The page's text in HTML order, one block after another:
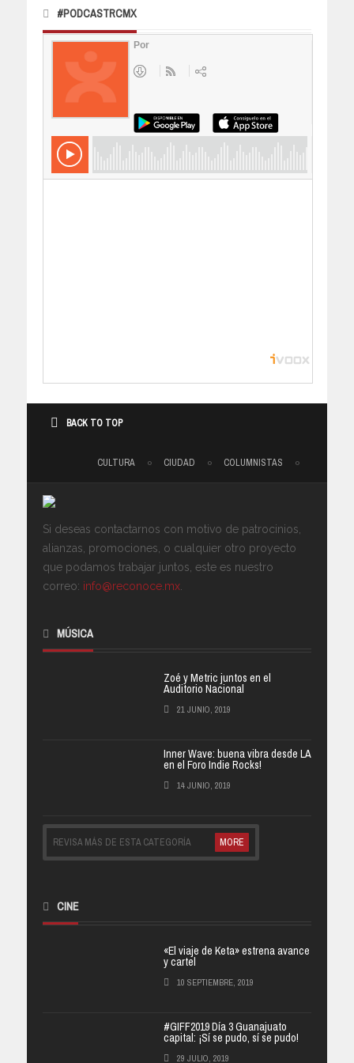
#PODCASTRCMX
BACK TO TOP
CULTURA CIUDAD COLUMNISTAS
Si deseas contactarnos con motivo de patrocinios,
alianzas, promociones, o cualquier otro proyecto
que podamos trabajar juntos, este es nuestro
correo: info@reconoce.mx.
MÚSICA
Zoé y Metric juntos en el
Auditorio Nacional
21 JUNIO, 2019
Inner Wave: buena vibra desde LA
en el Foro Indie Rocks!
14 JUNIO, 2019
REVISA MÁS DE ESTA CATEGORÍA MORE
CINE
«El viaje de Keta» estrena avance
y cartel
10 SEPTIEMBRE, 2019
#GIFF2019 Día 3 Guanajuato
capital: ¡Sí se pudo, sí se pudo!
29 JULIO, 2019